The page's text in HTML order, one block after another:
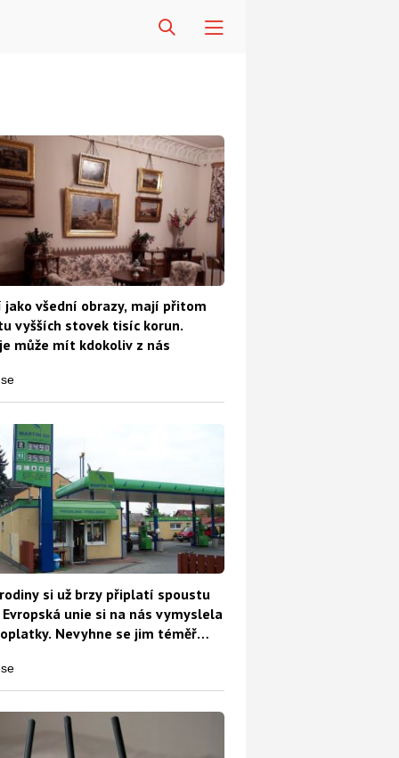
jako všední obrazy, mají přitom
vyšších stovek tisíc korun.
může mít kdokoliv z nás
si už brzy připlatí spoustu
Evropská unie si na nás vymyslela
Nevyhne se jim téměř